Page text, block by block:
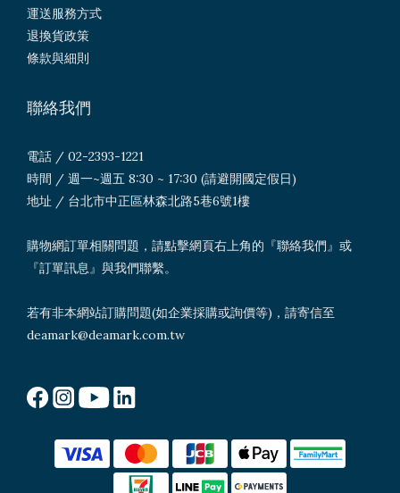
運送服務方式
退換貨政策
條款與細則
聯絡我們
電話 / 02-2393-1221
時間 / 週一~週五 8:30 ~ 17:30 (請避開國定假日)
地址 / 台北市中正區林森北路5巷6號1樓
購物網訂單相關問題，請點擊網頁右上角的『聯絡我們』或
『訂單訊息』與我們聯繫。
若有非本網站訂購問題(如企業採購或詢價等)，請寄信至
deamark@deamark.com.tw